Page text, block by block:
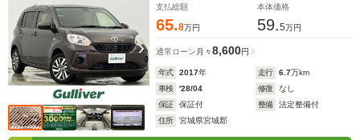
支払総額
65.8万円
本体価格
59.5万円
通常ローン 月々8,600円
年式 2017年 走行 6.7万km
車検
'28/04 修復
なし
保証
保証付 整備
法定整備付
住所
宮城県宮城郡